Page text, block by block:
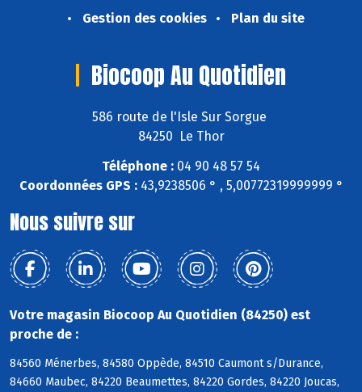
Gestion des cookies
Plan du site
Biocoop Au Quotidien
586 route de l'Isle Sur Sorgue
84250 Le Thor
Téléphone : 04 90 48 57 54
Coordonnées GPS :43,9238506 ° , 5,00772319999999 °
Nous suivre sur
Votre magasin Biocoop Au Quotidien (84250) est
proche de :
84560 Ménerbes, 84580 Oppède, 84510 Caumont s/Durance,
84660 Maubec, 84220 Beaumettes, 84220 Gordes, 84220 Joucas,